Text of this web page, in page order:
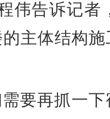
伟告诉记
主体结构
要再抓一